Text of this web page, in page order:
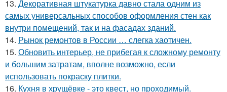
13. Декоративная штукатурка давно стала одним из
самых универсальных способов оформления стен как
внутри помещений, так и на фасадах зданий.
14. Рынок ремонтов в России … слегка хаотичен.
15. Обновить интерьер, не прибегая к сложному ремонту
и большим затратам, вполне возможно, если
использовать покраску плитки.
16. Кухня в хрущёвке - это квест, но проходимый.